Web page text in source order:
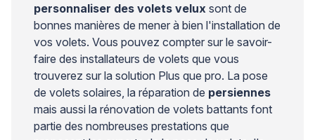
personnaliser des volets velux sont de
bonnes manières de mener à bien l'installation de
vos volets. Vous pouvez compter sur le savoir-
faire des installateurs de volets que vous
trouverez sur la solution Plus que pro. La pose
de volets solaires, la réparation de persiennes
mais aussi la rénovation de volets battants font
partie des nombreuses prestations que